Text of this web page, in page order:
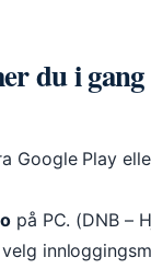
du i
Google Play
på PC. (DNB –